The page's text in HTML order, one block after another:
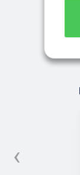
‹